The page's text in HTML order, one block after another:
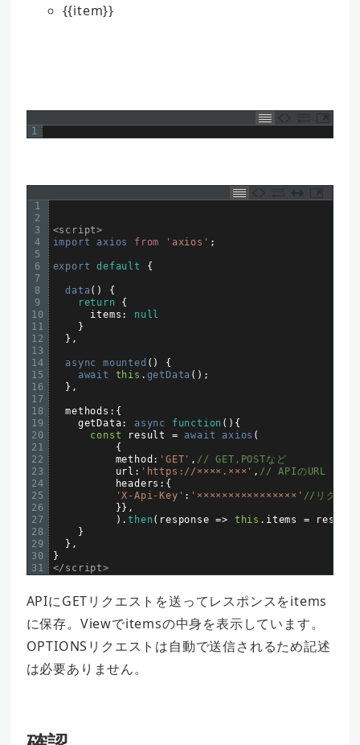
{{item}}
1
1
2
3
4
5
6
7
8
9
10
11
12
13
14
15
16
17
18
19
20
21
22
23
24
25
26
27
28
29
30
31
<script>
import axios from 'axios' ;
export default {
data( )
{
return
{
items :
null
}
} ,
async mounted ( )
{
await this . getData ( ) ;
} ,
methods : {
getData: async function ( ) {
const
result = await axios (
{
method : 'GET' , // GET,POSTなど
url : 'https://××××.×××' , // APIのURL
headers : {
'X-Api-Key' : '××××××××××××××××' //リクエス
} } ,
) .then( response => this . items =
}
} ,
}
</script>
APIにGETリクエストを送ってレスポンスをitems
に保存。Viewでitemsの中身を表示しています。
OPTIONSリクエストは自動で送信されるため記述
は必要ありません。